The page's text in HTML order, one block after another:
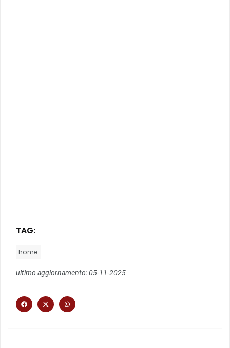
TAG:
home
ultimo aggiornamento: 05-11-2025